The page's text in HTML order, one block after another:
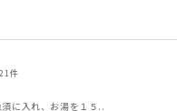
21件
に入れ、お湯を１５..